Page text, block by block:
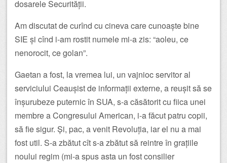
dosarele Securității.
Am discutat de curînd cu cineva care cunoaște bine
SIE și cînd i-am rostit numele mi-a zis: “aoleu, ce
nenorocit, ce golan”.
Gaetan a fost, la vremea lui, un vajnioc servitor al
serviciului Ceaușist de informații externe, a reușit să se
înșurubeze puternic în SUA, s-a căsătorit cu fiica unei
membre a Congresului American, i-a făcut patru copii,
să fie sigur. Și, pac, a venit Revoluția, iar el nu a mai
fost util. S-a zbătut cît s-a zbătut să reintre în grațiile
noului regim (mi-a spus asta un fost consilier